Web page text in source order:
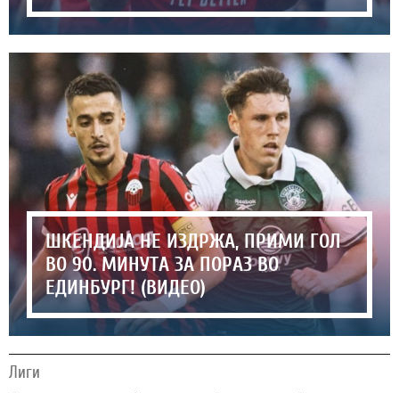
ШКЕНДИЈА НЕ ИЗДРЖА, ПРИМИ ГОЛ
ВО 90. МИНУТА ЗА ПОРАЗ ВО
ЕДИНБУРГ! (ВИДЕО)
Лиги